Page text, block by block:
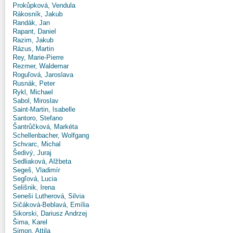
Prokůpková, Vendula
Rákosník, Jakub
Randák, Jan
Rapant, Daniel
Razim, Jakub
Rázus, Martin
Rey, Marie-Pierre
Rezmer, Waldemar
Roguľová, Jaroslava
Rusnák, Peter
Rykl, Michael
Sabol, Miroslav
Saint-Martin, Isabelle
Santoro, Stefano
Šantrůčková, Markéta
Schellenbacher, Wolfgang
Schvarc, Michal
Šedivý, Juraj
Sedliaková, Alžbeta
Segeš, Vladimír
Segľová, Lucia
Selišnik, Irena
Seneši Lutherová, Silvia
Sičáková-Beblavá, Emília
Sikorski, Dariusz Andrzej
Šima, Karel
Simon, Attila